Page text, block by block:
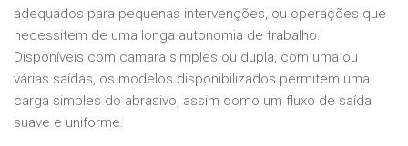
adequados para pequenas intervenções, ou operações que
necessitem de uma longa autonomia de trabalho.
Disponíveis com camara simples ou dupla, com uma ou
várias saídas, os modelos disponibilizados permitem uma
carga simples do abrasivo, assim como um fluxo de saída
suave e uniforme.